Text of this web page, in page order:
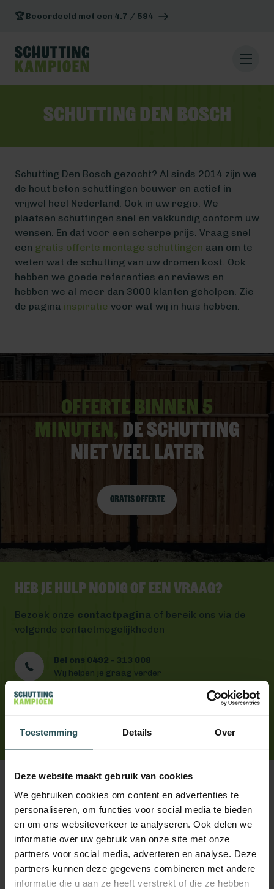
Toestemming Details Over
Deze website maakt gebruik van cookies
We gebruiken cookies om content en advertenties te
personaliseren, om functies voor social media te bieden
en om ons websiteverkeer te analyseren. Ook delen we
informatie over uw gebruik van onze site met onze
partners voor social media, adverteren en analyse. Deze
partners kunnen deze gegevens combineren met andere
informatie die u aan ze heeft verstrekt of die ze hebben
🏆 Beoordeeld met een 4.7 / 594
Schutting Den Bosch
Schutting Den Bosch gezocht? Al sinds 2014 zijn we
de hout beton schuttingen bouwer en actief in
vrijwel heel Nederland. Ook in uw regio. We
plaatsen schuttingen snel en vakkundig conform uw
wensen. En dat voor een scherpe prijs. Vraag snel
een gratis offerte montage schuttingen aan om te
weten wat de schutting van uw dromen kost. Ook
hebben we goede referenties en reviews en
hebben we al meer dan 3000 klanten geholpen. Zie
de pagina inspiratie voor wat wij in huis hebben.
Offerte binnen 5
minuten, De schutting
niet veel later
Gratis offerte
Heb je hulp nodig of een vraag?
Bezoek onze contactpagina of bereik ons via de
volgende contactmogelijkheden
Bel ons 0492 - 313 008
Wij helpen je graag verder
Handig toch?
Volg ons!